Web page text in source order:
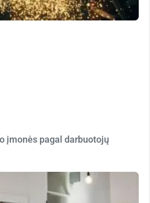
įmonės pagal darbuotojų